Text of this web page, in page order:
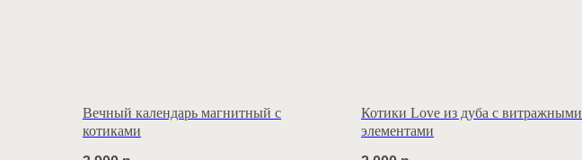
Вечный календарь магнитный с
котиками
Котики Love из дуба с витражными
элементами